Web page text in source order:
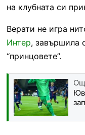
на клубната си
Верати не игра
Интер, завършила
“принцовете”.